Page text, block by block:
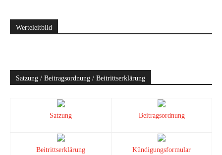
Werteleitbild
Satzung / Beitragsordnung / Beitrittserklärung
Satzung Beitragsordnung
Beitrittserklärung Kündigungsformular